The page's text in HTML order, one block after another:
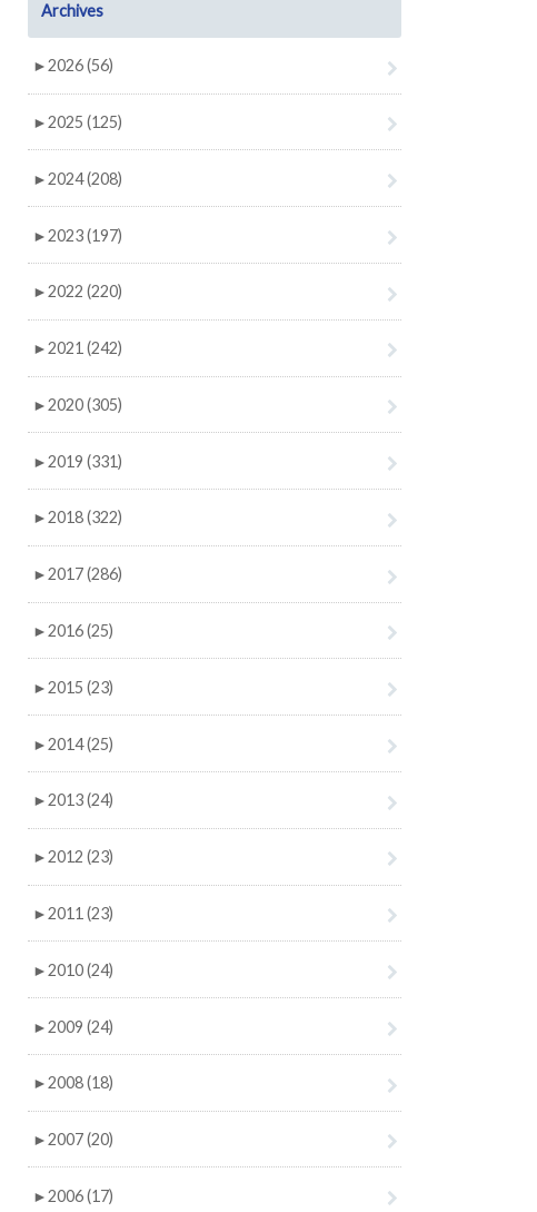
Archives
►2026 (56)
►2025 (125)
►2024 (208)
►2023 (197)
►2022 (220)
►2021 (242)
►2020 (305)
►2019 (331)
►2018 (322)
►2017 (286)
►2016 (25)
►2015 (23)
►2014 (25)
►2013 (24)
►2012 (23)
►2011 (23)
►2010 (24)
►2009 (24)
►2008 (18)
►2007 (20)
►2006 (17)